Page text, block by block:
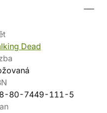
Dead
80-7449-111-5